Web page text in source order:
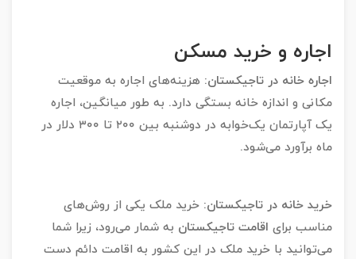
اجاره و خرید مسکن
اجاره خانه در تاجیکستان: هزینه‌های اجاره به موقعیت
مکانی و اندازه خانه بستگی دارد. به طور میانگین، اجاره
یک آپارتمان یک‌خوابه در دوشنبه بین ۲۰۰ تا ۳۰۰ دلار در
ماه برآورد می‌شود.
خرید خانه در تاجیکستان: خرید ملک یکی از روش‌های
مناسب برای اقامت تاجیکستان به شمار می‌رود، زیرا شما
می‌توانید با خرید ملک در این کشور به اقامت دائم دست